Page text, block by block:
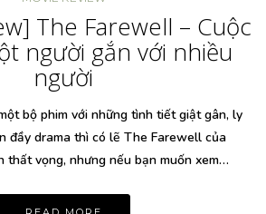
The Farewell – Cuộc
người gắn với nhiều
người
bộ phim với những tình tiết giật gân, ly
đầy drama thì có lẽ The Farewell của
thất vọng, nhưng nếu bạn muốn xem…